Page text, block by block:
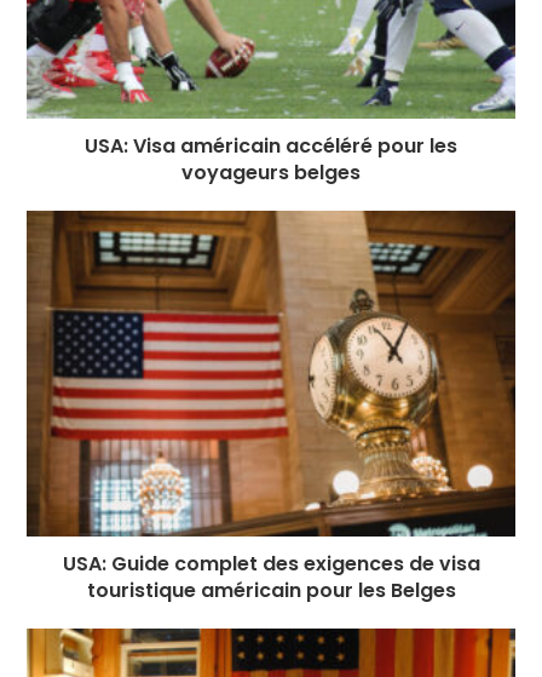
USA: Visa américain accéléré pour les
voyageurs belges
USA: Guide complet des exigences de visa
touristique américain pour les Belges